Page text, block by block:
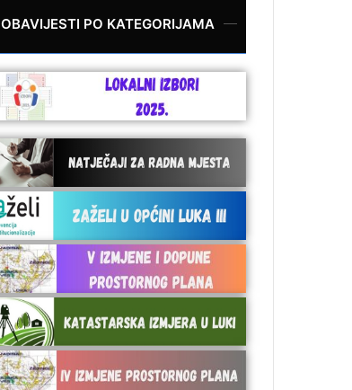
OBAVIJESTI PO KATEGORIJAMA